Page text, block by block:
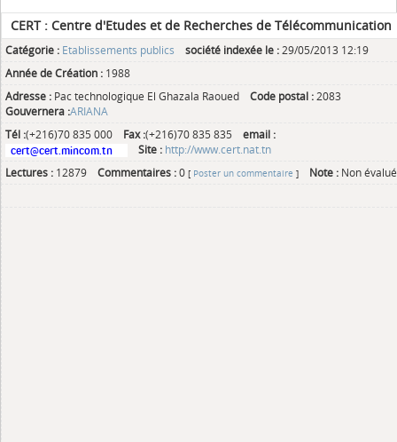
CERT : Centre d'Etudes et de Recherches de Télécommunication
Catégorie : Etablissements publics société indexée le : 29/05/2013 12:19
Année de Création : 1988
Adresse : Pac technologique El Ghazala Raoued Code postal : 2083
Gouvernera :ARIANA
Tél :(+216)70 835 000 Fax :(+216)70 835 835
email :
Site : http://www.cert.nat.tn
Lectures : 12879 Commentaires :0 [ Poster un commentaire ] Note : Non évalué